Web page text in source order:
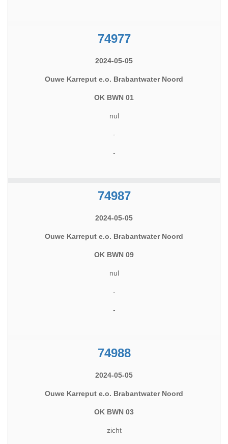
74977
2024-05-05
Ouwe Karreput e.o. Brabantwater Noord
OK BWN 01
nul
-
-
74987
2024-05-05
Ouwe Karreput e.o. Brabantwater Noord
OK BWN 09
nul
-
-
74988
2024-05-05
Ouwe Karreput e.o. Brabantwater Noord
OK BWN 03
zicht